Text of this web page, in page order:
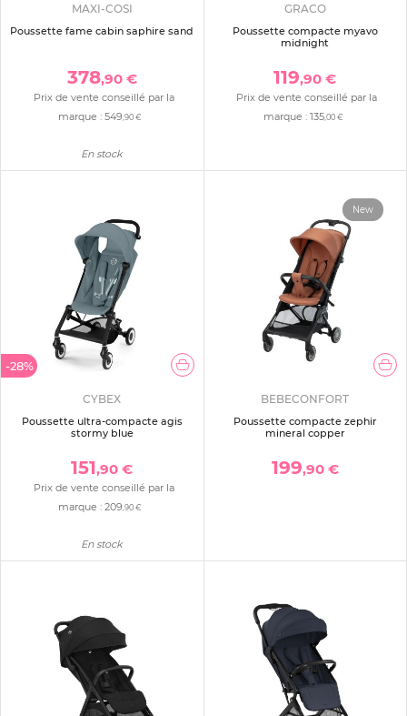
MAXI-COSI
Poussette fame cabin saphire sand
378,90 €
Prix de vente conseillé par la
marque :549 ,90 €
En stock
GRACO
Poussette compacte myavo
midnight
119,90 €
Prix de vente conseillé par la
marque : 135,00 €
-28%
CYBEX
Poussette ultra-compacte agis
stormy blue
151,90 €
Prix de vente conseillé par la
marque :209 ,90 €
En stock
New
BEBECONFORT
Poussette compacte zephir
mineral copper
199,90 €